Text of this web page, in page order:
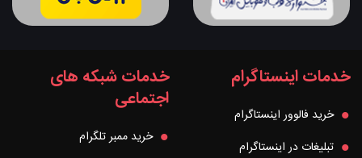
خدمات اینستاگرام
خرید فالوور اینستاگرام
تبلیغات در اینستاگرام
خدمات شبکه های
اجتماعی
خرید ممبر تلگرام